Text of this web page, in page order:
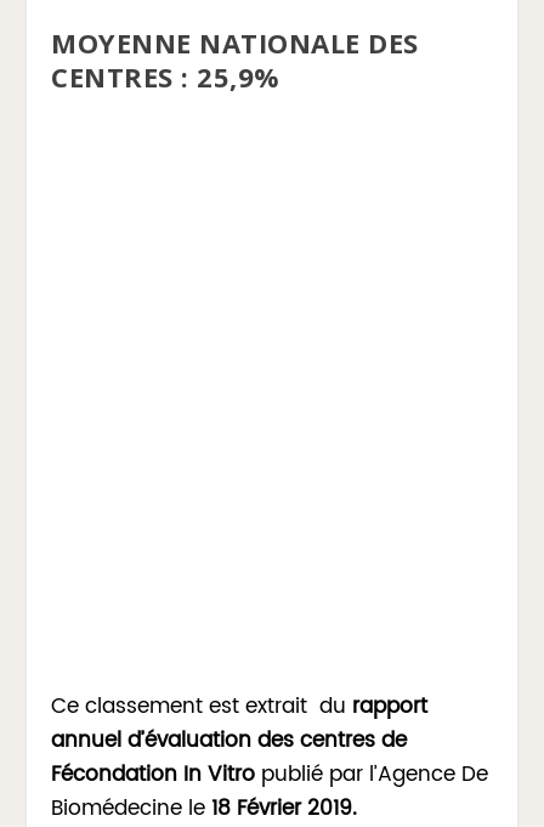
MOYENNE NATIONALE DES
CENTRES : 25,9%
Ce classement est extrait du rapport
annuel d’évaluation des centres de
Fécondation In Vitro publié par l’Agence De
Biomédecine le18 Février 2019.